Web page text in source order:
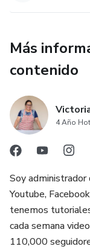
✅Queque de
✅Queque de
✅Queque de
✅Queque de Café
⭐️Bonus
✅Recetario del
Más
contenido
4 Año
Soy
Youtube,
tenemos
cada semana
110,000